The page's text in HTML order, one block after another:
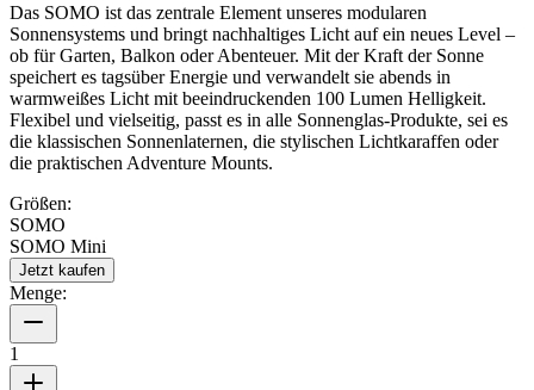
Das SOMO ist das zentrale Element unseres modularen
Sonnensystems und bringt nachhaltiges Licht auf ein neues Level –
ob für Garten, Balkon oder Abenteuer. Mit der Kraft der Sonne
speichert es tagsüber Energie und verwandelt sie abends in
warmweißes Licht mit beeindruckenden 100 Lumen Helligkeit.
Flexibel und vielseitig, passt es in alle Sonnenglas-Produkte, sei es
die klassischen Sonnenlaternen, die stylischen Lichtkaraffen oder
die praktischen Adventure Mounts.
Größen:
SOMO
SOMO Mini
Jetzt kaufen
Menge:
1